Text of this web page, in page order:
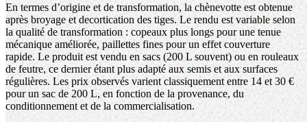
En termes d’origine et de transformation, la chènevotte est obtenue
après broyage et decortication des tiges. Le rendu est variable selon
la qualité de transformation : copeaux plus longs pour une tenue
mécanique améliorée, paillettes fines pour un effet couverture
rapide. Le produit est vendu en sacs (200 L souvent) ou en rouleaux
de feutre, ce dernier étant plus adapté aux semis et aux surfaces
régulières. Les prix observés varient classiquement entre 14 et 30 €
pour un sac de 200 L, en fonction de la provenance, du
conditionnement et de la commercialisation.